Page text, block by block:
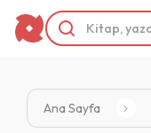
Ana Sayfa